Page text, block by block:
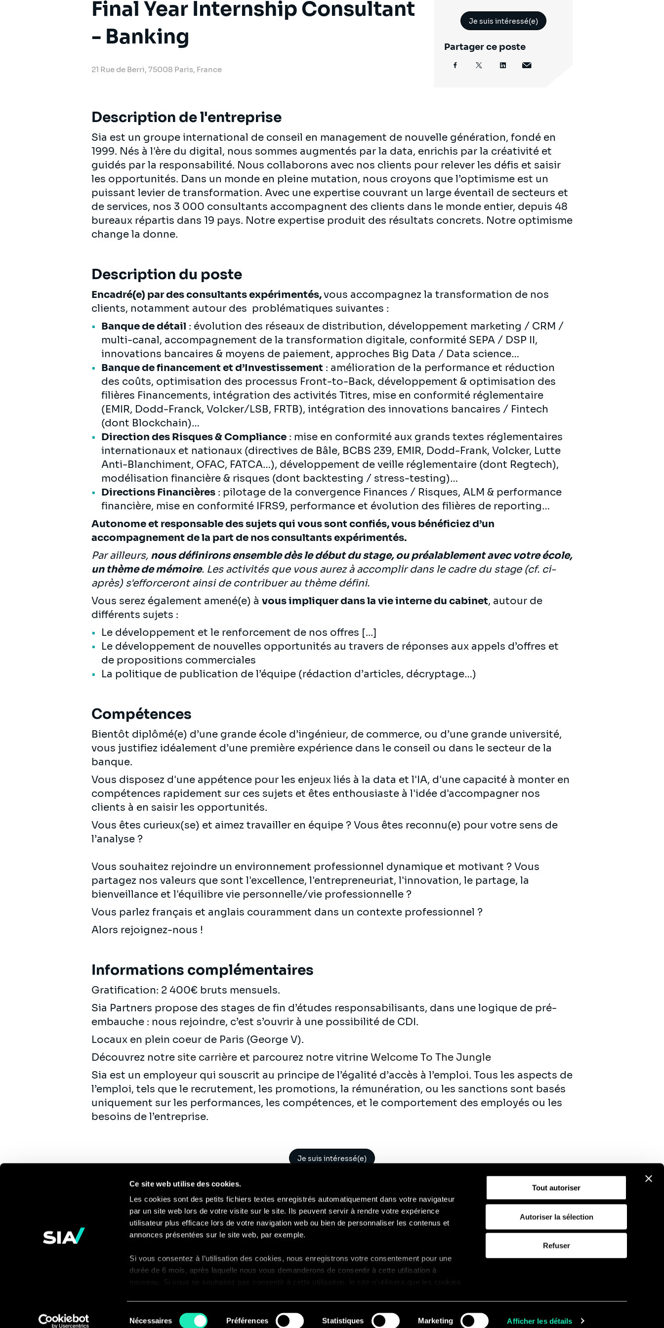
Ce site web utilise des cookies.
Les cookies sont des petits fichiers textes enregistrés automatiquement dans votre navigateur
par un site web lors de votre visite sur le site. Ils peuvent servir à rendre votre expérience
utilisateur plus efficace lors de votre navigation web ou bien de personnaliser les contenus et
annonces présentées sur le site web, par exemple.
Si vous consentez à l’utilisation des cookies, nous enregistrons votre consentement pour une
durée de 6 mois, après laquelle nous vous demanderons de consentir à cette utilisation à
nouveau. Si vous ne souhaitez pas consentir à cette utilisation, le site n’utilisera que les cookies
du
Nécessaires Préférences Statistiques Marketing Afficher les détails
Tout autoriser
Autoriser la sélection
Refuser
Final Year Internship Consultant
- Banking
21 Rue de Berri, 75008 Paris, France
Je suis intéressé(e)
Partager ce poste
Description de l'entreprise
Sia est un groupe international de conseil en management de nouvelle génération, fondé en
1999. Nés à l'ère du digital, nous sommes augmentés par la data, enrichis par la créativité et
guidés par la responsabilité. Nous collaborons avec nos clients pour relever les défis et saisir
les opportunités. Dans un monde en pleine mutation, nous croyons que l’optimisme est un
puissant levier de transformation. Avec une expertise couvrant un large éventail de secteurs et
de services, nos 3 000 consultants accompagnent des clients dans le monde entier, depuis 48
bureaux répartis dans 19 pays. Notre expertise produit des résultats concrets. Notre optimisme
change la donne.
Description du poste
Encadré(e) par des consultants expérimentés,vous accompagnez la transformation de nos
clients, notamment autour des problématiques suivantes :
Banque de détail : évolution des réseaux de distribution, développement marketing / CRM /
multi-canal, accompagnement de la transformation digitale, conformité SEPA / DSP II,
innovations bancaires & moyens de paiement, approches Big Data / Data science…
Banque de financement et d’Investissement : amélioration de la performance et réduction
des coûts, optimisation des processus Front-to-Back, développement & optimisation des
filières Financements, intégration des activités Titres, mise en conformité réglementaire
(EMIR, Dodd-Franck, Volcker/LSB, FRTB), intégration des innovations bancaires / Fintech
(dont Blockchain)…
Direction des Risques & Compliance : mise en conformité aux grands textes réglementaires
internationaux et nationaux (directives de Bâle, BCBS 239, EMIR, Dodd-Frank, Volcker, Lutte
Anti-Blanchiment, OFAC, FATCA…), développement de veille réglementaire (dont Regtech),
modélisation financière & risques (dont backtesting / stress-testing)…
Directions Financières : pilotage de la convergence Finances / Risques, ALM & performance
financière, mise en conformité IFRS9, performance et évolution des filières de reporting…
Autonome et responsable des sujets qui vous sont confiés, vous bénéficiez d’un
accompagnement de la part de nos consultants expérimentés.
Par ailleurs, nous définirons ensemble dès le début du stage, ou préalablement avec votre école,
un thème de mémoire. Les activités que vous aurez à accomplir dans le cadre du stage (cf. ci-
après) s'efforceront ainsi de contribuer au thème défini.
Vous serez également amené(e) à vous impliquer dans la vie interne du cabinet, autour de
différents sujets :
Le développement et le renforcement de nos offres [...]
Le développement de nouvelles opportunités au travers de réponses aux appels d’offres et
de propositions commerciales
La politique de publication de l’équipe (rédaction d’articles, décryptage…)
Compétences
Bientôt diplômé(e) d’une grande école d’ingénieur, de commerce, ou d’une grande université,
vous justifiez idéalement d’une première expérience dans le conseil ou dans le secteur de la
banque.
Vous disposez d'une appétence pour les enjeux liés à la data et l'IA, d'une capacité à monter en
compétences rapidement sur ces sujets et êtes enthousiaste à l'idée d'accompagner nos
clients à en saisir les opportunités.
Vous êtes curieux(se) et aimez travailler en équipe ? Vous êtes reconnu(e) pour votre sens de
l’analyse ?
Vous souhaitez rejoindre un environnement professionnel dynamique et motivant ? Vous
partagez nos valeurs que sont l'excellence, l'entrepreneuriat, l'innovation, le partage, la
bienveillance et l'équilibre vie personnelle/vie professionnelle ?
Vous parlez français et anglais couramment dans un contexte professionnel ?
Alors rejoignez-nous !
Informations complémentaires
Gratification: 2 400€ bruts mensuels.
Sia Partners propose des stages de fin d’études responsabilisants, dans une logique de pré-
embauche : nous rejoindre, c’est s’ouvrir à une possibilité de CDI.
Locaux en plein coeur de Paris (George V).
Découvrez notre site carrière et parcourez notre vitrine Welcome To The Jungle
Sia est un employeur qui souscrit au principe de l’égalité d’accès à l’emploi. Tous les aspects de
l’emploi, tels que le recrutement, les promotions, la rémunération, ou les sanctions sont basés
uniquement sur les performances, les compétences, et le comportement des employés ou les
besoins de l’entreprise.
Je suis intéressé(e)
Pour en savoir
plus
Contact Mentions Légales Politique d'utilisation des cookies
Linkedin